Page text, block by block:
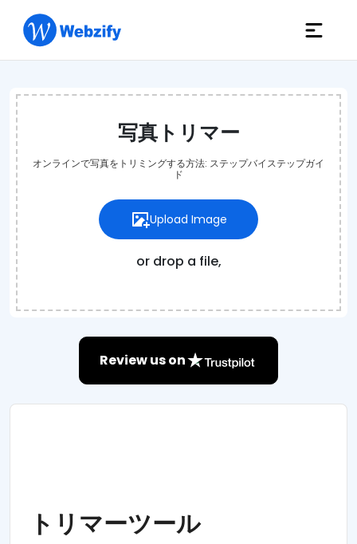
写真トリマー
オンラインで写真をトリミングする方法: ステップバイステップガイ
ド
Upload Image
or drop a file,
Review us on
トリマーツール